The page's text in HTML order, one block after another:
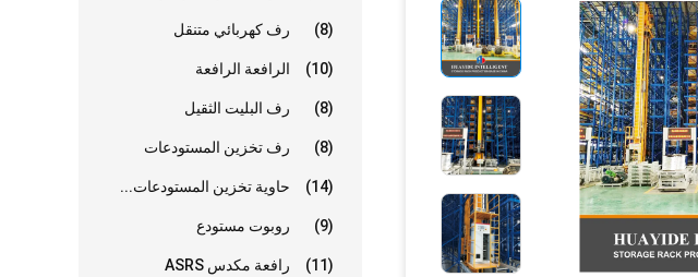
رف كهربائي متنقل (8)
الرافعة الرافعة (10)
رف البليت الثقيل (8)
رف تخزين المستودعات (8)
حاوية تخزين المستودعات... (14)
روبوت مستودع (9)
رافعة مكدس ASRS (11)